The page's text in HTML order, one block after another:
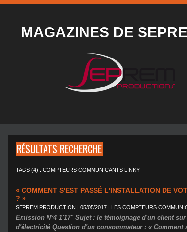
MAGAZINES DE
RÉSULTATS RECHERCHE
TAGS (4) : COMPTEURS COMMUNICANTS LINKY
« COMMENT S'EST PASSÉ L'INSTALLATION DE
? »
SEPREM PRODUCTION | 05/05/2017 | LES COMPTEURS
Emission N°4 1'17'' Sujet : le témoignage d'un client
d'électricité Question d'un consommateur : « Comment